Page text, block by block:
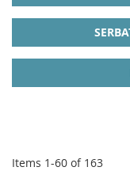
Items 1-60 of 163